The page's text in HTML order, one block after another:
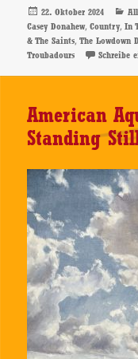
Veröffentlicht
am
22. Oktober 2024
Casey Donahew,Country,In
& The Saints,The Lowdown
Troubadours
Schreibe
American
Standing